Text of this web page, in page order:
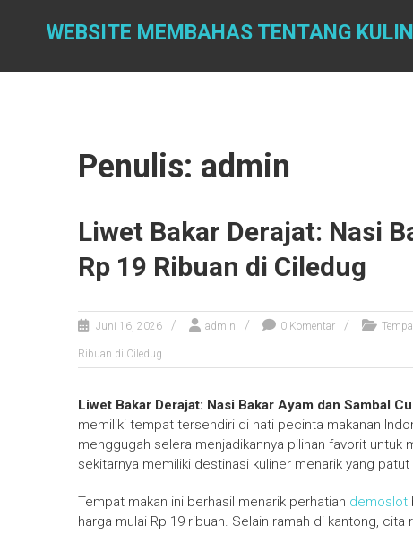
WEBSITE MEMBAHAS TENTANG
Penulis: admin
Liwet Bakar Derajat: Nasi
Rp 19 Ribuan di Ciledug
Juni 16, 2026 admin 0 Komentar
Ribuan di Ciledug
Liwet Bakar Derajat: Nasi Bakar Ayam dan Sambal
memiliki tempat tersendiri di hati pecinta makanan
menggugah selera menjadikannya pilihan favorit untuk
sekitarnya memiliki destinasi kuliner menarik yang
Tempat makan ini berhasil menarik perhatian demoslot
harga mulai Rp 19 ribuan. Selain ramah di kantong,